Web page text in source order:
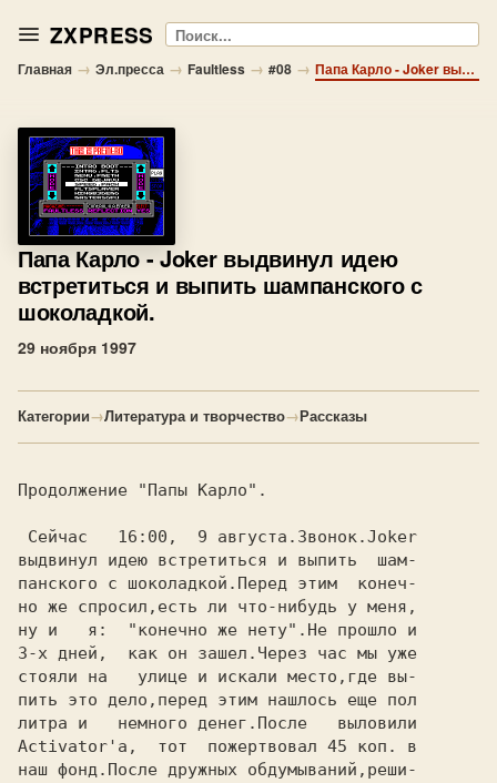
ZXPRESS Поиск
Главная → Эл.пресса → Faultless → #08 → Папа Карло - Joker выдвинул идею встретиться и выпить шампанского с шоколадкой.
Папа Карло- Joker выдвинул идею
встретиться и выпить шампанского с
шоколадкой.
29 ноября 1997
Категории→Литература и творчество→Рассказы
Продолжение "Папы Карло".
выдвинул идею встретиться и выпить  шам-
панского с шоколадкой.Перед этим  конеч-
но же спросил,есть ли что-нибудь у меня,
ну и   я:  "конечно же нету".Не прошло и
3-х дней,  как он зашел.Через час мы уже
стояли на   улице и искали место,где вы-
пить это дело,перед этим нашлось еще пол
литра и   немного денег.После   выловили
Activator'а,  тот  пожертвовал 45 коп. в
наш фонд.После дружных обдумываний,реши-